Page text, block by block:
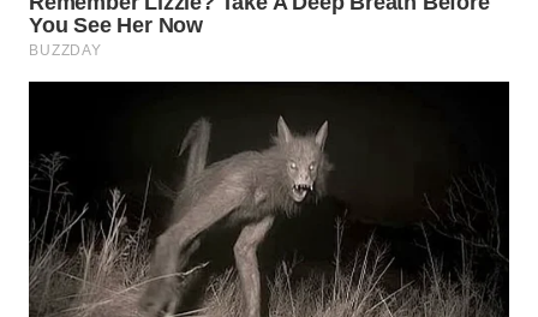
WAHANA
PERSONA
WAHANA
OTOMOTIF
WAHANA
HEALTH